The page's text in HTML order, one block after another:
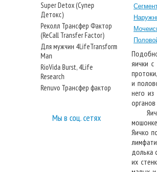
Super Detox (Супер
Детокс)
Реколл Трансфер Фактор
(ReCall Transfer Factor)
Для мужчин 4LifeTransform
Man
RioVida Burst, 4Life
Research
Renuvo Трансфер фактор
Мы в соц. сетях
яички
и
него
Яичко
долька
их